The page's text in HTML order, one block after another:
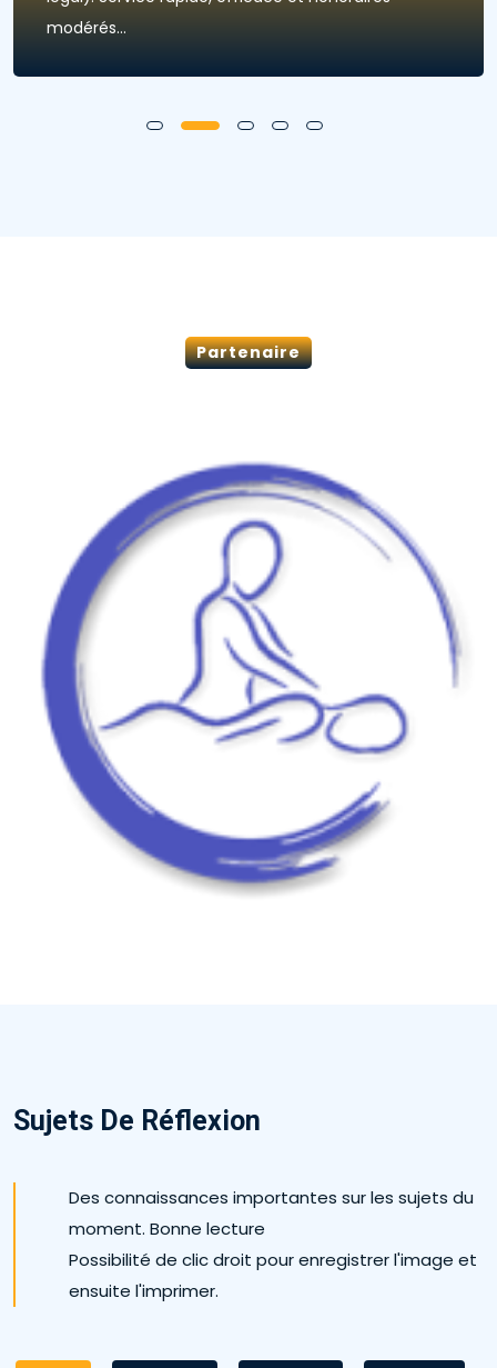
modérés...
Partenaire
Sujets De Réflexion
Des connaissances importantes sur les sujets du
moment. Bonne lecture
Possibilité de clic droit pour enregistrer l'image et
ensuite l'imprimer.